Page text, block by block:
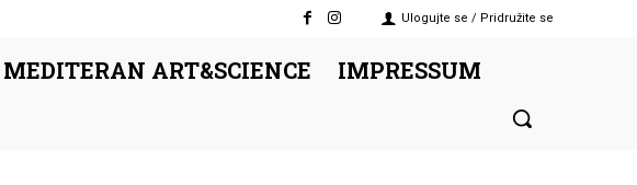
Ulogujte se / Pridružite se
MEDITERAN ART&SCIENCE IMPRESSUM